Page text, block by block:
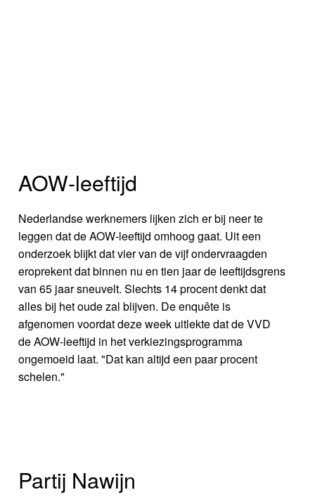
AOW-leeftijd
Nederlandse werknemers lijken zich er bij neer te
leggen dat de AOW-leeftijd omhoog gaat. Uit een
onderzoek blijkt dat vier van de vijf ondervraagden
eroprekent dat binnen nu en tien jaar de leeftijdsgrens
van 65 jaar sneuvelt. Slechts 14 procent denkt dat
alles bij het oude zal blijven. De enquête is
afgenomen voordat deze week uitlekte dat de VVD
de AOW-leeftijd in het verkiezingsprogramma
ongemoeid laat. "Dat kan altijd een paar procent
schelen."
Partij Nawijn